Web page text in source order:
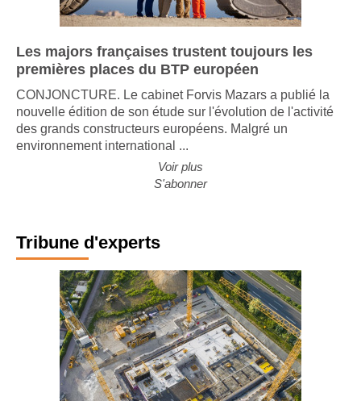
Les majors françaises trustent toujours les
premières places du BTP européen
CONJONCTURE. Le cabinet Forvis Mazars a publié la
nouvelle édition de son étude sur l'évolution de l'activité
des grands constructeurs européens. Malgré un
environnement international ...
Voir plus
S'abonner
Tribune d'experts